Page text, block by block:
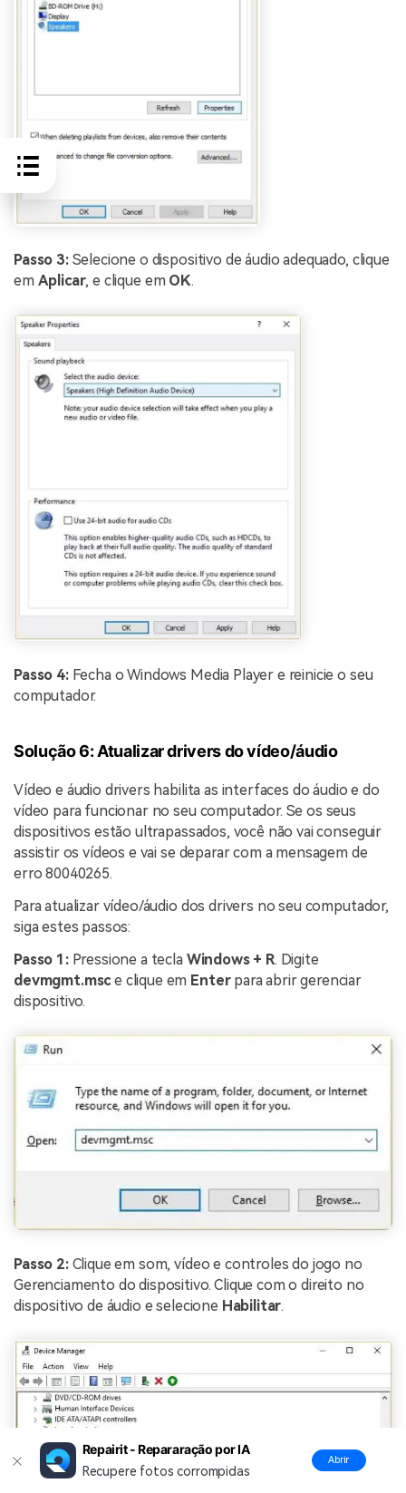
Passo 3:Selecione o dispositivo de áudio adequado, clique
em Aplicar, e clique em OK.
Passo 4:Fecha o Windows Media Player e reinicie o seu
computador.
Solução 6: Atualizar drivers do vídeo/áudio
Vídeo e áudio drivers habilita as interfaces do áudio e do
vídeo para funcionar no seu computador. Se os seus
dispositivos estão ultrapassados, você não vai conseguir
assistir os vídeos e vai se deparar com a mensagem de
erro 80040265.
Para atualizar vídeo/áudio dos drivers no seu computador,
siga estes passos:
Passo 1:Pressione a tecla Windows + R. Digite
devmgmt.msce clique em Enterpara abrir gerenciar
dispositivo.
Passo 2:Clique em som, vídeo e controles do jogo no
Gerenciamento do dispositivo. Clique com o direito no
dispositivo de áudio e selecione Habilitar.
Repairit - Repararação por IA
Recupere fotos corrompidas
Abrir